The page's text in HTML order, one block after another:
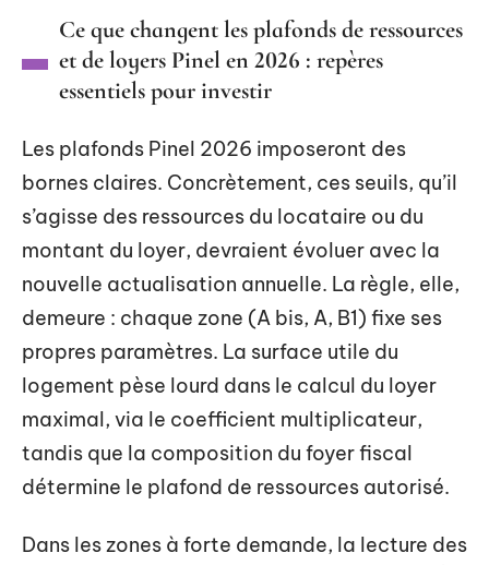
Ce que changent les plafonds de ressources
et de loyers Pinel en 2026 : repères
essentiels pour investir
Les plafonds Pinel 2026 imposeront des
bornes claires. Concrètement, ces seuils, qu’il
s’agisse des ressources du locataire ou du
montant du loyer, devraient évoluer avec la
nouvelle actualisation annuelle. La règle, elle,
demeure : chaque zone (A bis, A, B1) fixe ses
propres paramètres. La surface utile du
logement pèse lourd dans le calcul du loyer
maximal, via le coefficient multiplicateur,
tandis que la composition du foyer fiscal
détermine le plafond de ressources autorisé.
Dans les zones à forte demande, la lecture des